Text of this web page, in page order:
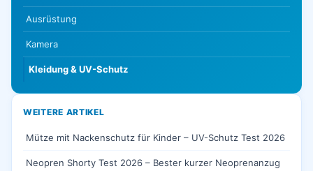
Ausrüstung
Kamera
Kleidung & UV-Schutz
WEITERE ARTIKEL
Mütze mit Nackenschutz für Kinder – UV-Schutz Test 2026
Neopren Shorty Test 2026 – Bester kurzer Neoprenanzug